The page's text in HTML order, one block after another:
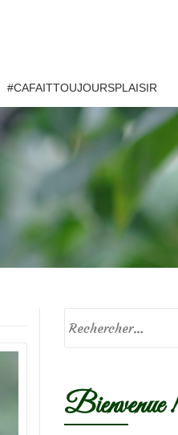
#CAFAITTOUJOURSPLAISIR
Bienvenue !